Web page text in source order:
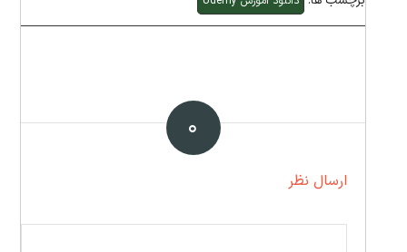
۰
ارسال نظر